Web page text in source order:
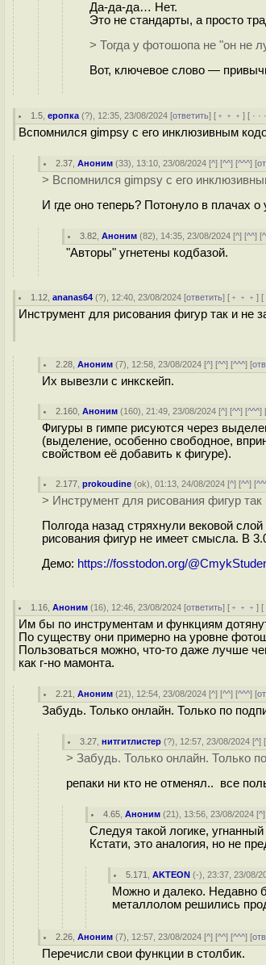
Да-да-да… Нет.
Это не стандарты, а просто
> Тогда у фотошопа не "он не
Вот, ключевое слово —
1.5 ,еропка (?), 12:35, 23/08/2024 [ответить] [ ﹢﹢﹢] [ · ·
Вспомнился gimpsy с его инклюзивным
2.37 ,Аноним (33), 13:10, 23/08/2024 [^] [^^] [^^^] [
> Вспомнился gimpsy с его
И где оно теперь? Потонуло в плачах
3.82 ,Аноним (82), 14:35, 23/08/2024 [^] [^^] [
"Авторы" угнетены кодбазой.
1.12 ,ananas64 (?), 12:40, 23/08/2024 [ответить] [ ﹢﹢﹢] [
Инструмент для рисования фигур так и не
2.28 ,Аноним (7), 12:58, 23/08/2024 [^] [^^] [^^^] [
Их вывезли с инкскейп.
2.160 ,Аноним (160), 21:49, 23/08/2024 [^] [^^] [^^^]
Фигуры в гимпе рисуются через
(выделение, особенно свободное,
свойством её добавить к фигуре).
2.177 ,prokoudine (ok), 01:13, 24/08/2024 [^] [^^] [
> Инструмент для рисования фигур так
Полгода назад стряхнули вековой
рисования фигур не имеет смысла. В
Демо: https://fosstodon.org/
1.16 ,Аноним (16), 12:46, 23/08/2024 [ответить] [ ﹢﹢﹢] [
Им бы по инструментам и функциям
По существу они примерно на уровне
Пользоваться можно, что-то даже лучше
как г-но мамонта.
2.21 ,Аноним (21), 12:54, 23/08/2024 [^] [^^] [^^^] [
Забудь. Только онлайн. Только по
3.27 ,нитгитлистер (?), 12:57, 23/08/2024 [^] [
> Забудь. Только онлайн. Только
репаки ни кто не отменял.. все
4.65 ,Аноним (21), 13:56, 23/08/2024 [^
Следуя такой логике,
Кстати, это аналогия, но не
5.171 ,AKTEON (-), 23:37, 23/08/
Можно и далеко. Недавно
металлолом решились
2.26 ,Аноним (7), 12:57, 23/08/2024 [^] [^^] [^^^] [
Перечисли свои функции в столбик.